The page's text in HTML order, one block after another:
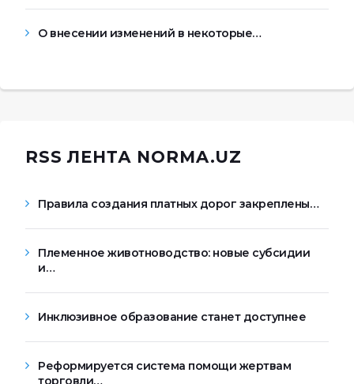
О внесении изменений в некоторые…
RSS ЛЕНТА NORMA.UZ
Правила создания платных дорог закреплены…
Племенное животноводство: новые субсидии
и…
Инклюзивное образование станет доступнее
Реформируется система помощи жертвам
торговли…